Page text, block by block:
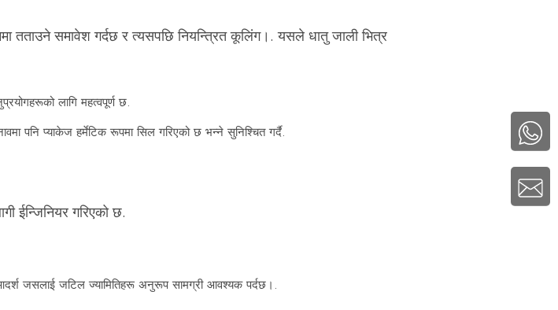
तताउने समावेश गर्दछ र त्यसपछि नियन्त्रित कूलिंग।. यसले धातु जाली भित्र
लागि महत्वपूर्ण छ.
पनि प्याकेज हर्मेटिक रूपमा सिल गरिएको छ भन्ने सुनिश्चित गर्दै.
ईन्जिनियर गरिएको छ.
जसलाई जटिल ज्यामितिहरू अनुरूप सामग्री आवश्यक पर्दछ।.